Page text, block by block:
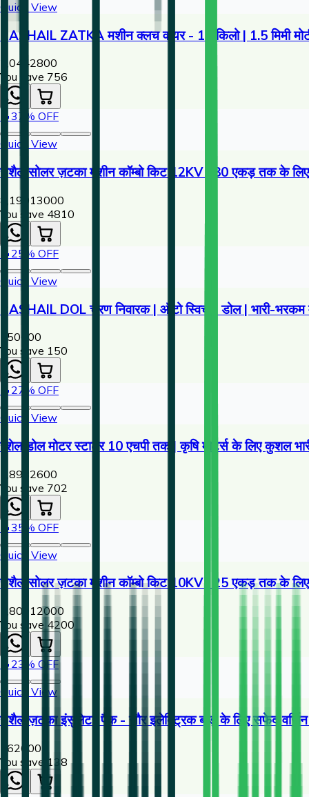
Quick View
RASHAIL ZATKA मशीन क्लच वायर - 10 किलो | 1.5 मिमी
2,0442800
You save ₹ 756
🔥37 % OFF
Quick View
राशैल सोलर ज़टका मशीन कॉम्बो किट 12KV | 30 एकड़ तक के
8,19013000
You save ₹ 4810
🔥 25 % OFF
Quick View
RASHAIL DOL चरण निवारक | ऑटो स्विच - डोल | भारी-भरकम
450600
You save ₹ 150
🔥 27 % OFF
Quick View
रशेल डोल मोटर स्टार्टर 10 एचपी तक | कृषि मोटर्स के लिए कुशल
1,898 2600
You save ₹ 702
🔥35 % OFF
Quick View
राशैल सोलर ज़टका मशीन कॉम्बो किट 10KV | 25 एकड़ तक के लिए
7,800 12000
You save ₹ 4200
🔥 23 % OFF
Quick View
राशैल ज़टका इंसुलेटर पैक - सौर इलेक्ट्रिक बाड़ के लिए सफेद
462600
You save ₹ 138